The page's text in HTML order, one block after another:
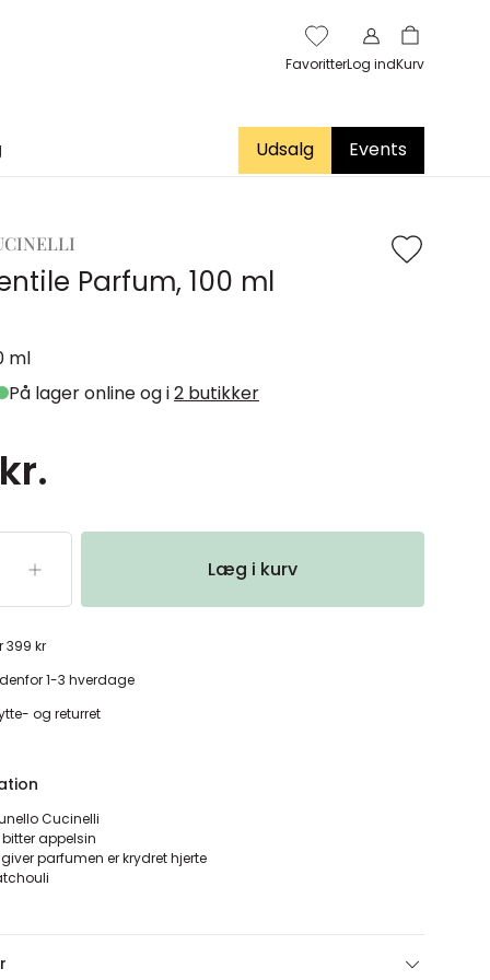
FavoritterLog indKurv
Udsalg Events
Parfum, 100 ml
ml
På lager online og i2 butikker
Læg i kurv
399 kr
1-3 hverdage
og returret
Cucinelli
appelsin
parfumen er krydret hjerte